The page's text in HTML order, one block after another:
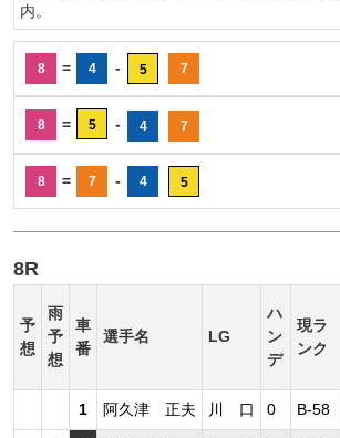
内。
8 = 4 - 5 7
8 = 5 - 4 7
8 = 7 - 4 5
8R
予
想
雨
予
想
車
番
選手名 LG
ハ
ン
デ
現ラ
ンク
1 阿久津 正夫 川 口 0 B-58